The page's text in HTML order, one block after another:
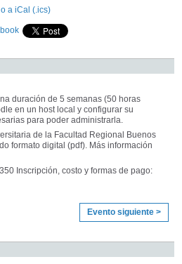
a iCal (.ics)
duración de 5 semanas (50 horas
en un host local y configurar su
para poder administrarla.
de la Facultad Regional Buenos
formato digital (pdf). Más información
Inscripción, costo y formas de pago:
Evento siguiente >